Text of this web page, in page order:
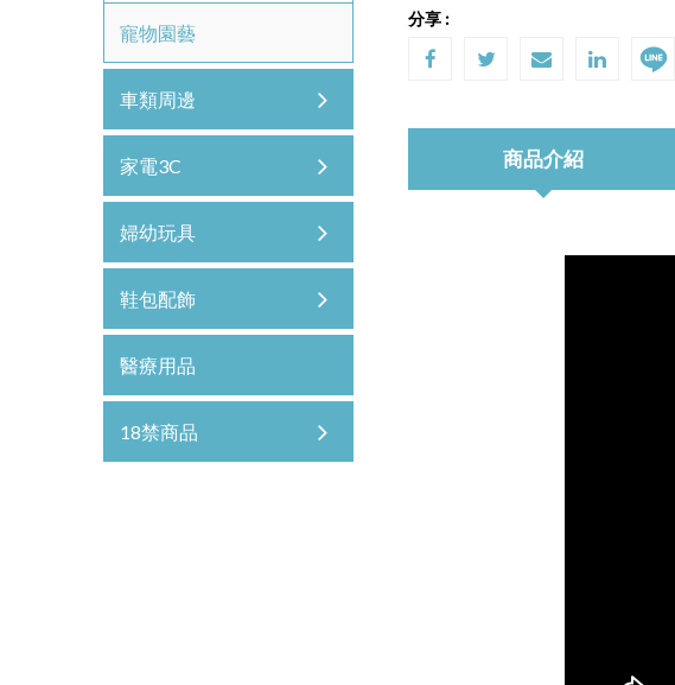
分享 :
商品介紹
寵物園藝
車類周邊
家電3C
婦幼玩具
鞋包配飾
醫療用品
18禁商品